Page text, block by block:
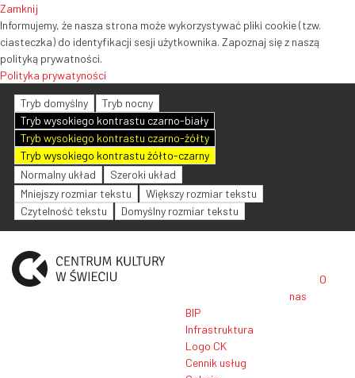
Zamknij
Informujemy, że nasza strona może wykorzystywać pliki cookie (tzw.
ciasteczka) do identyfikacji sesji użytkownika. Zapoznaj się z naszą
polityką prywatności.
Polityka prywatyności
Tryb domyślny
Tryb nocny
Tryb wysokiego kontrastu czarno-biały
Tryb wysokiego kontrastu czarno-żółty
Tryb wysokiego kontrastu żółto-czarny
Normalny układ
Szeroki układ
Mniejszy rozmiar tekstu
Większy rozmiar tekstu
Czytelność tekstu
Domyślny rozmiar tekstu
O
nas
BIP
Infrastruktura
Logo CK
Cennik usług